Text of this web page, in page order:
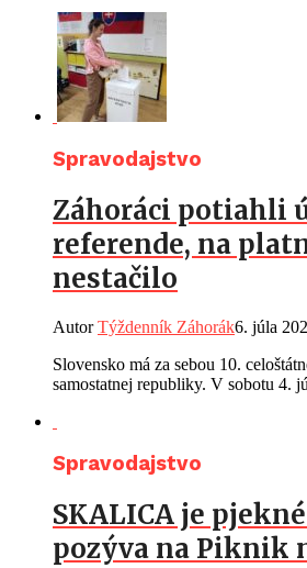
Spravodajstvo
Záhoráci potiahli
referende, na
nestačilo
AutorTýždenník Záhorák6. júla
Slovensko má za sebou 10.
samostatnej republiky. V sobotu 4.
Spravodajstvo
SKALICA je
pozýva na Piknik